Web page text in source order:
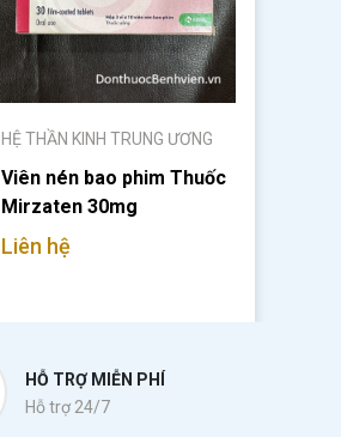
HỆ THẦN KINH TRUNG ƯƠNG
Viên nén bao phim Thuốc
Mirzaten 30mg
Liên hệ
HỖ TRỢ MIỄN PHÍ
Hỗ trợ 24/7